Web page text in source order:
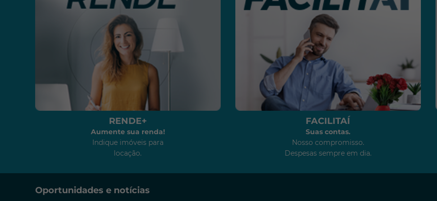
RENDE+
Aumente sua renda!
Indique imóveis para
locação.
FACILITAÍ
Suas contas.
Nosso compromisso.
Despesas sempre em dia.
Oportunidades e notícias